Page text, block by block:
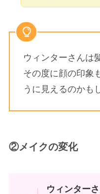
ウィンターさんは
その度に顔の印象
うに見えるのかも
②メイクの変化
ウィンター